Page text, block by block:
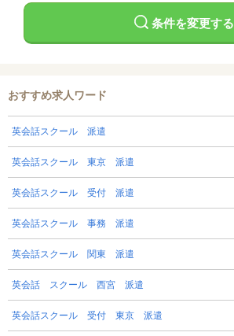
条件を変更する
おすすめ求人ワード
英会話スクール 派遣
英会話スクール 東京 派遣
英会話スクール 受付 派遣
英会話スクール 事務 派遣
英会話スクール 関東 派遣
英会話 スクール 西宮 派遣
英会話スクール 受付 東京 派遣